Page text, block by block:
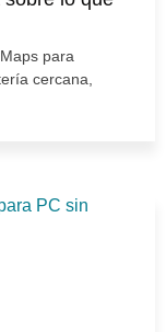
para
cercana,